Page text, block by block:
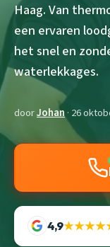
Haag. Van
een ervaren
het snel en
waterlekkages.
doorJohan· 26
4,9